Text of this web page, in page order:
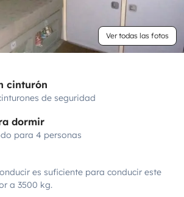
Ver todas las fotos
cinturón
de seguridad
dormir
para 4 personas
es suficiente para conducir este
a 3500 kg.